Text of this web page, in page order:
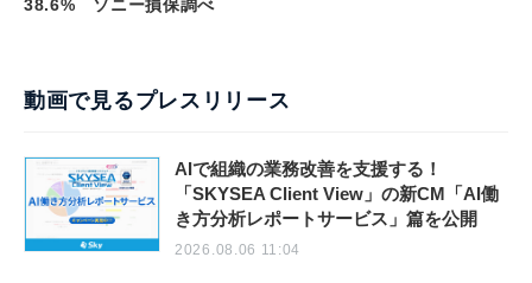
38.6% ソニー損保調べ
動画で見るプレスリリース
AIで組織の業務改善を支援する！
「SKYSEA Client View」の新CM「AI働
き方分析レポートサービス」篇を公開
2026.08.06 11:04